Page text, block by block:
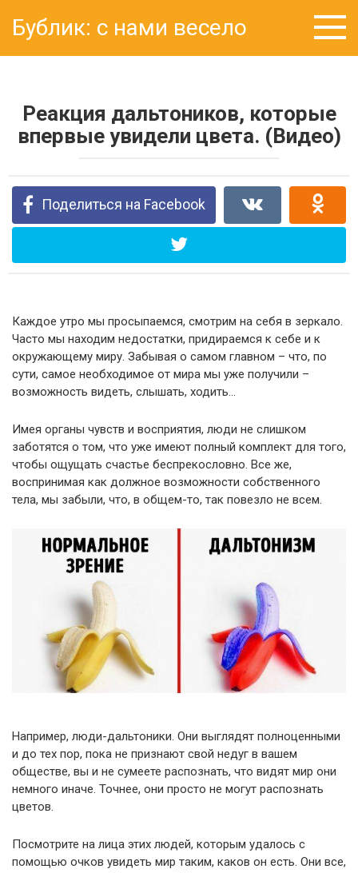
контенту
Бублик: с нами весело
Реакция дальтоников, которые
впервые увидели цвета. (Видео)
Поделиться на Facebook
Каждое утро мы просыпаемся, смотрим на себя в зеркало.
Часто мы находим недостатки, придираемся к себе и к
окружающему миру. Забывая о самом главном – что, по
сути, самое необходимое от мира мы уже получили –
возможность видеть, слышать, ходить…
Имея органы чувств и восприятия, люди не слишком
заботятся о том, что уже имеют полный комплект для того,
чтобы ощущать счастье беспрекословно. Все же,
воспринимая как должное возможности собственного
тела, мы забыли, что, в общем-то, так повезло не всем.
Например, люди-дальтоники. Они выглядят полноценными
и до тех пор, пока не признают свой недуг в вашем
обществе, вы и не сумеете распознать, что видят мир они
немного иначе. Точнее, они просто не могут распознать
цветов.
Посмотрите на лица этих людей, которым удалось с
помощью очков увидеть мир таким, каков он есть. Они все,